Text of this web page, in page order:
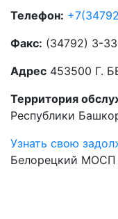
Телефон:
Факс: (34792) 3-
Адрес 453500 Г.
Территория
Республики
Узнать свою
Белорецкий МОСП